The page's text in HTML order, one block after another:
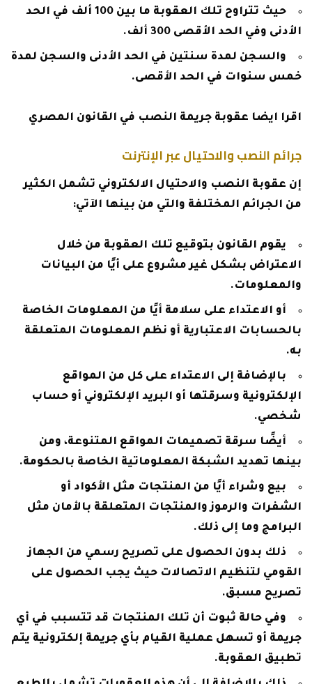
حيث تتراوح تلك العقوبة ما بين 100 ألف في الحد
الأدنى وفي الحد الأقصى 300 ألف.
والسجن لمدة سنتين في الحد الأدنى والسجن لمدة
خمس سنوات في الحد الأقصى.
اقرا ايضا عقوبة جريمة النصب في القانون المصري
جرائم النصب والاحتيال عبر الإنترنت
إن عقوبة النصب والاحتيال الالكتروني تشمل الكثير
من الجرائم المختلفة والتي من بينها الآتي:
يقوم القانون بتوقيع تلك العقوبة من خلال
الاعتراض بشكل غير مشروع على أيًا من البيانات
والمعلومات.
أو الاعتداء على سلامة أيًا من المعلومات الخاصة
بالحسابات الاعتبارية أو نظم المعلومات المتعلقة
به.
بالإضافة إلى الاعتداء على كل من المواقع
الإلكترونية وسرقتها أو البريد الإلكتروني أو حساب
شخصي.
أيضًا سرقة تصميمات المواقع المتنوعة، ومن
بينها تهديد الشبكة المعلوماتية الخاصة بالحكومة.
بيع وشراء أيًا من المنتجات مثل الأكواد أو
الشفرات والرموز والمنتجات المتعلقة بالأمان مثل
البرامج وما إلى ذلك.
ذلك بدون الحصول على تصريح رسمي من الجهاز
القومي لتنظيم الاتصالات حيث يجب الحصول على
تصريح مسبق.
وفي حالة ثبوت أن تلك المنتجات قد تتسبب في أي
جريمة أو تسهل عملية القيام بأي جريمة إلكترونية يتم
تطبيق العقوبة.